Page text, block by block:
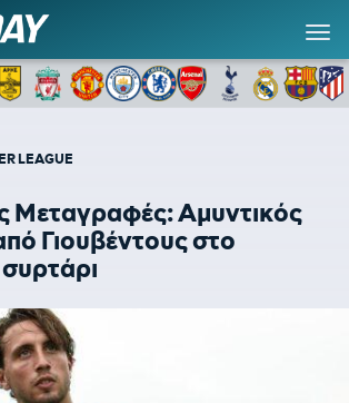
LEAGUE
Μεταγραφές: Αμυντικός
Γιουβέντους στο